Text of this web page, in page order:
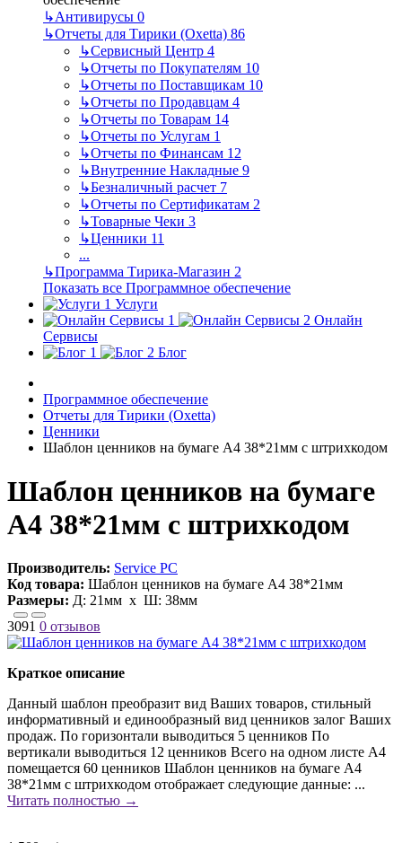
↳Антивирусы 0
↳Отчеты для Тирики (Oxetta) 86
↳Сервисный Центр 4
↳Отчеты по Покупателям 10
↳Отчеты по Поставщикам 10
↳Отчеты по Продавцам 4
↳Отчеты по Товарам 14
↳Отчеты по Услугам 1
↳Отчеты по Финансам 12
↳Внутренние Накладные 9
↳Безналичный расчет 7
↳Отчеты по Сертификатам 2
↳Товарные Чеки 3
↳Ценники 11
...
↳Программа Тирика-Магазин 2
Показать все Программное обеспечение
Услуги
Онлайн
Сервисы
Блог
Программное обеспечение
Отчеты для Тирики (Oxetta)
Ценники
Шаблон ценников на бумаге А4 38*21мм с штрихкодом
Шаблон ценников на бумаге
А4 38*21мм с штрихкодом
Производитель: Service PC
Код товара: Шаблон ценников на бумаге А4 38*21мм
Размеры: Д: 21мм х Ш: 38мм
3091 0 отзывов
Краткое описание
Данный шаблон преобразит вид Ваших товаров, стильный
информативный и единообразный вид ценников залог Ваших
продаж. По горизонтали выводиться 5 ценников По
вертикали выводиться 12 ценников Всего на одном листе А4
помещается 60 ценников Шаблон ценников на бумаге А4
38*21мм с штрихкодом отображает следующие данные: ...
Читать полностью →